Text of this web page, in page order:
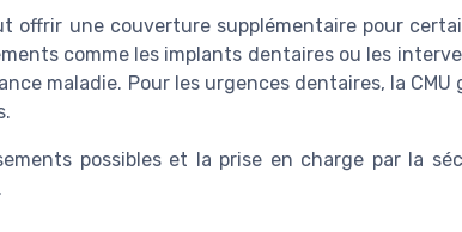
offrir une couverture supplémentaire pour
comme les implants dentaires ou les
maladie. Pour les urgences dentaires, la
possibles et la prise en charge par la
.